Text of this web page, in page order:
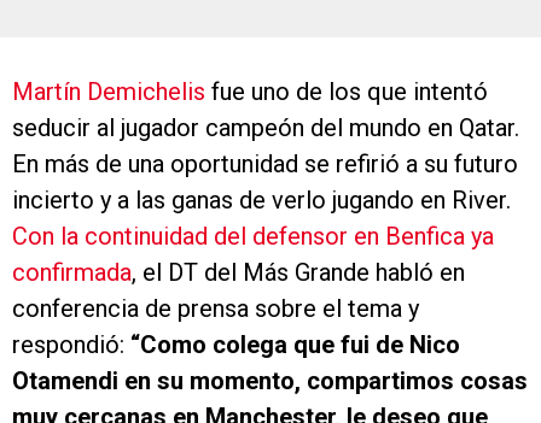
Martín Demichelis fue uno de los que intentó
seducir al jugador campeón del mundo en Qatar.
En más de una oportunidad se refirió a su futuro
incierto y a las ganas de verlo jugando en River.
Con la continuidad del defensor en Benfica ya
confirmada, el DT del Más Grande habló en
conferencia de prensa sobre el tema y
respondió: “Como colega que fui de Nico
Otamendi en su momento, compartimos cosas